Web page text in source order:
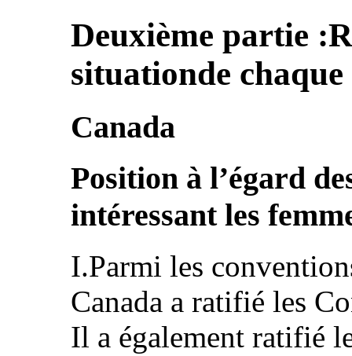
Deuxième partie
situationde chaque
Canada
Position à l’égard
intéressant les
I.Parmi les
Canada a ratifié les
Il a également ratifié